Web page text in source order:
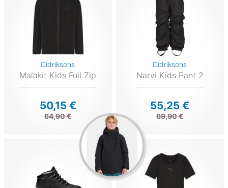
Didriksons
Malakit Kids Full Zip
50,15 €
64,90 €
Didriksons
Narvi Kids Pant 2
55,25 €
69,90 €